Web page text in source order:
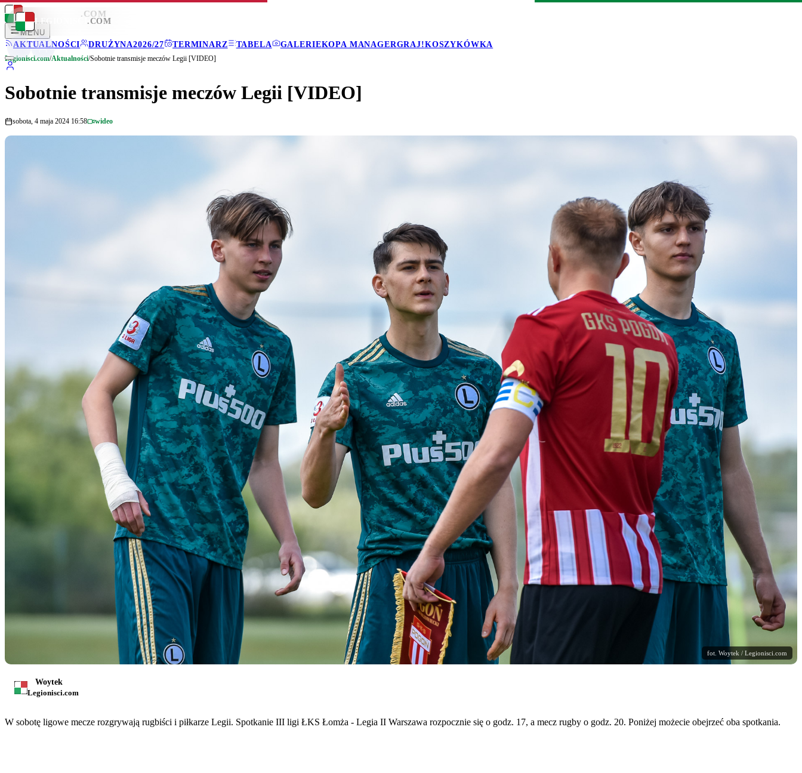
LEGIONISCI .COM
MENU
AKTUALNOŚCI
DRUŻYNA2026/27 TERMINARZ TABELA GALERIEKOPA MANAGERGRAJ!KOSZYKÓWKA
LEGIONISCI .COM
Legionisci.com/Aktualności/Sobotnie transmisje meczów Legii [VIDEO]
Sobotnie transmisje meczów Legii [VIDEO]
sobota, 4 maja 2024 16:58 wideo
fot. Woytek / Legionisci.com
Woytek
Legionisci.com
W sobotę ligowe mecze rozgrywają rugbiści i piłkarze Legii. Spotkanie III ligi ŁKS Łomża - Legia II Warszawa rozpocznie się o godz. 17, a mecz rugby o godz. 20. Poniżej możecie obejrzeć oba spotkania.